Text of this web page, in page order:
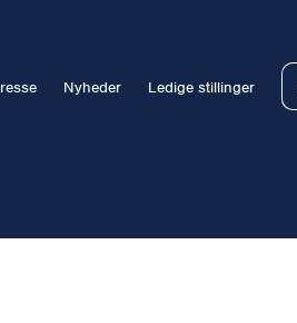
Nyheder Ledige stillinger